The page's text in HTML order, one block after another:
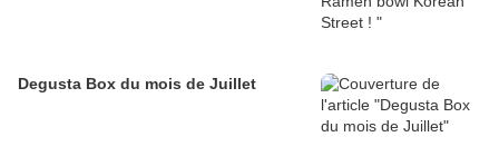
Degusta Box du mois de Juillet